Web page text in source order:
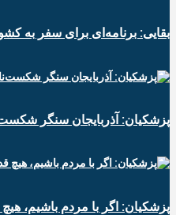
بقایی: برنامه‌ای برای سفر به
پزشکیان: آذربایجان سنگر
پزشکیان: اگر با مردم باشیم،